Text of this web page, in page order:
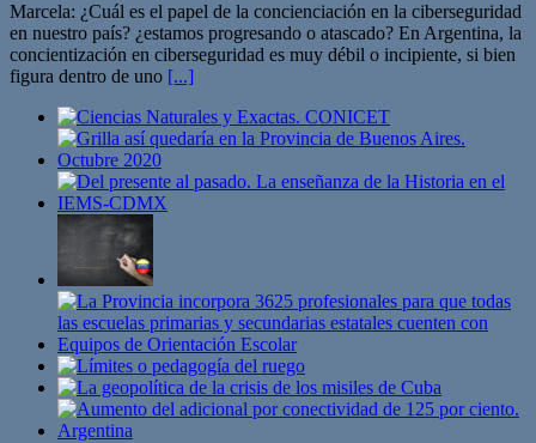
Marcela: ¿Cuál es el papel de la concienciación en la ciberseguridad
en nuestro país? ¿estamos progresando o atascado? En Argentina, la
concientización en ciberseguridad es muy débil o incipiente, si bien
figura dentro de uno [...]